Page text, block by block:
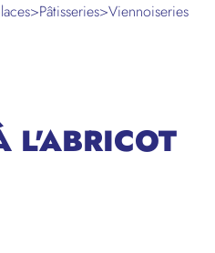
>Pâtisseries>Viennoiseries
L'ABRICOT